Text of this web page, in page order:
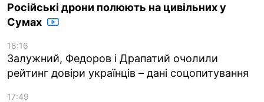
Російські дрони полюють на цивільних у
Сумах
18:16
Залужний, Федоров і Драпатий очолили
рейтинг довіри українців – дані соцопитування
17:49